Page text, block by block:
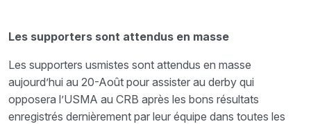
Les supporters sont attendus en masse
Les supporters usmistes sont attendus en masse
aujourd’hui au 20-Août pour assister au derby qui
opposera l’USMA au CRB après les bons résultats
enregistrés dernièrement par leur équipe dans toutes les